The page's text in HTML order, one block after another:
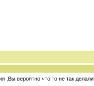
,Вы вероятно что то не так делали